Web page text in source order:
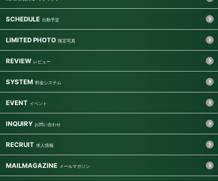
SCHEDULE
LIMITED PHOTO
REVIEW
SYSTEM
EVENT
INQUIRY
RECRUIT
MAILMAGAZINE